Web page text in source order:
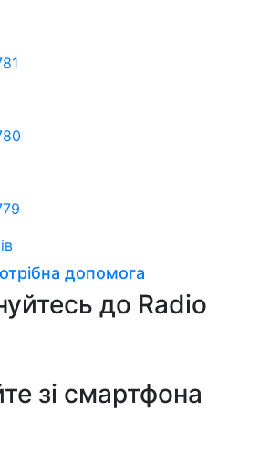
допомога
до Radio
зі смартфона